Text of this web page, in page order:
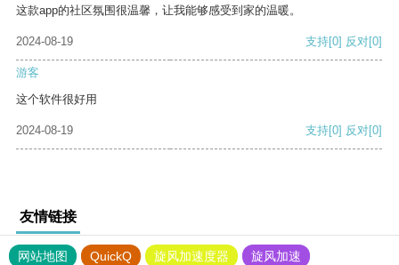
这款app的社区氛围很温馨，让我能够感受到家的温暖。
2024-08-19 支持[0] 反对[0]
游客
这个软件很好用
2024-08-19 支持[0] 反对[0]
友情链接
网站地图 QuickQ 旋风加速度器
旋风加速